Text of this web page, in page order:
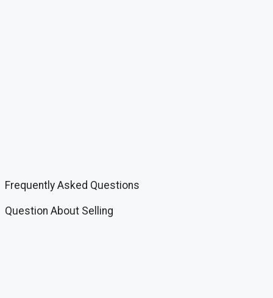
Frequently Asked Questions
Question About Selling